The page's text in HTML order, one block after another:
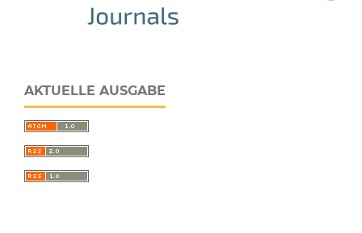
AKTUELLE AUSGABE